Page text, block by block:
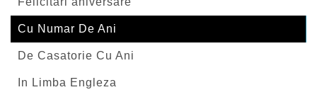
Cu Numar De Ani
De Casatorie Cu Ani
In Limba Engleza